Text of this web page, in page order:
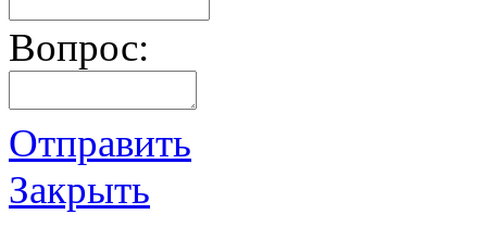
Вопрос:
Отправить
Закрыть